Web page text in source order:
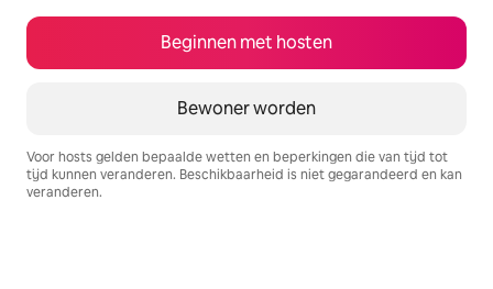
Beginnen met hosten
Bewoner worden
Voor hosts gelden bepaalde wetten en beperkingen die van tijd tot
tijd kunnen veranderen. Beschikbaarheid is niet gegarandeerd en kan
veranderen.